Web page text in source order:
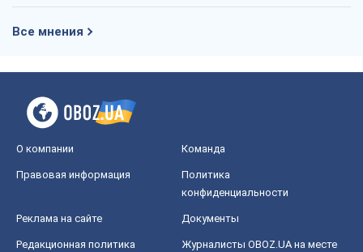
Все мнения
О компании Команда
Правовая информация
Политика
конфиденциальности
Реклама на сайте Документы
Редакционная политика
Журналисты OBOZ.UA на месте